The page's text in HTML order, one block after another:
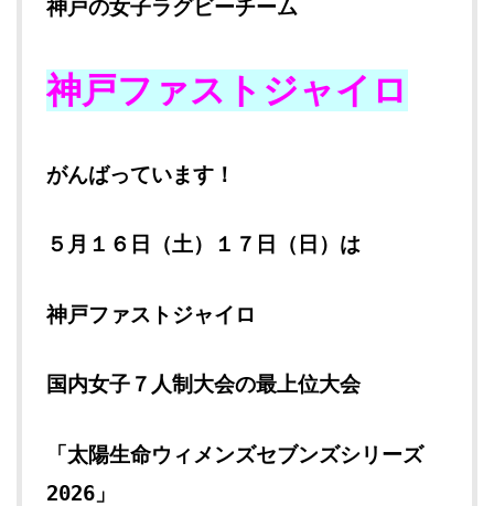
神戸の女子ラグビーチーム
神戸ファストジャイロ
がんばっています！
５月１６日（土）１７日（日）は
神戸ファストジャイロ
国内女子７人制大会の最上位大会
「太陽生命ウィメンズセブンズシリーズ
2026」